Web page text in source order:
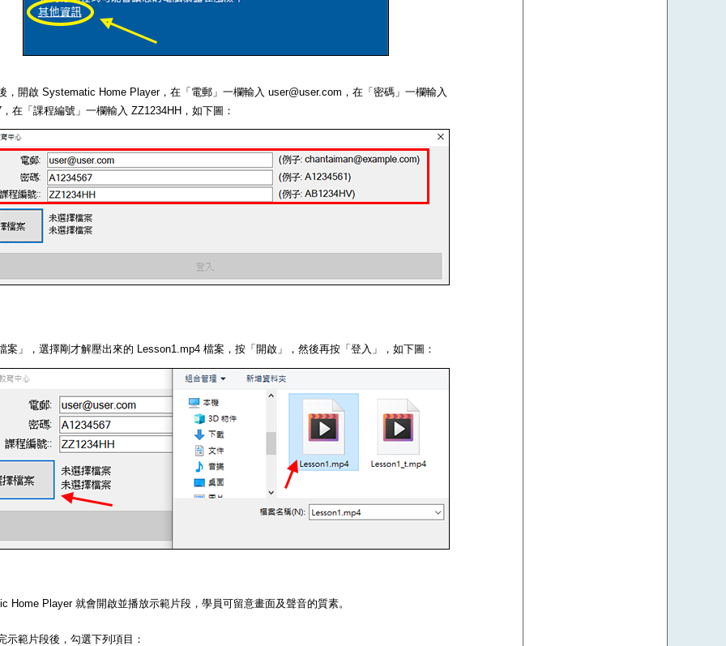
，開啟 Systematic Home Player，在「電郵」一欄輸入 user@user.com，在「密碼」一欄輸入
在「課程編號」一欄輸入 ZZ1234HH，如下圖：
案」，選擇剛才解壓出來的 Lesson1.mp4 檔案，按「開啟」，然後再按「登入」，如下圖：
Home Player 就會開啟並播放示範片段，學員可留意畫面及聲音的質素。
示範片段後，勾選下列項目：